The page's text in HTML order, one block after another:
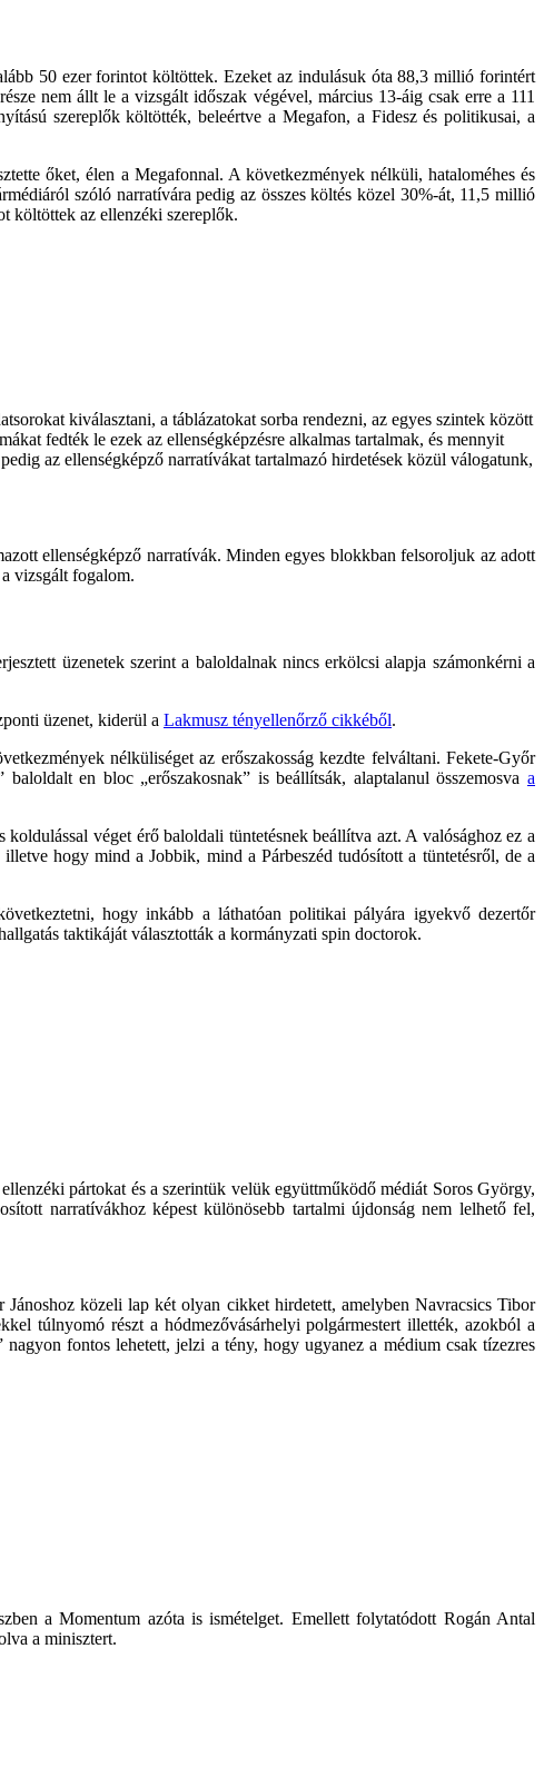
50 ezer forintot költöttek. Ezeket az indulásuk óta 88,3 millió forintért
nem állt le a vizsgált időszak végével, március 13-áig csak erre a 111
szereplők költötték, beleértve a Megafon, a Fidesz és politikusai, a
őket, élen a Megafonnal. A következmények nélküli, hataloméhes és
szóló narratívára pedig az összes költés közel 30%-át, 11,5 millió
költöttek az ellenzéki szereplők.
kiválasztani, a táblázatokat sorba rendezni, az egyes szintek között
fedték le ezek az ellenségképzésre alkalmas tartalmak, és mennyit
pedig az ellenségképző narratívákat tartalmazó hirdetések közül válogatunk,
ellenségképző narratívák. Minden egyes blokkban felsoroljuk az adott
vizsgált fogalom.
üzenetek szerint a baloldalnak nincs erkölcsi alapja számonkérni a
üzenet, kiderül a Lakmusz tényellenőrző cikkéből.
nélküliséget az erőszakosság kezdte felváltani. Fekete-Győr
en bloc „erőszakosnak” is beállítsák, alaptalanul összemosva a
véget érő baloldali tüntetésnek beállítva azt. A valósághoz ez a
hogy mind a Jobbik, mind a Párbeszéd tudósított a tüntetésről, de a
hogy inkább a láthatóan politikai pályára igyekvő dezertőr
taktikáját választották a kormányzati spin doctorok.
pártokat és a szerintük velük együttműködő médiát Soros György,
narratívákhoz képest különösebb tartalmi újdonság nem lelhető fel,
közeli lap két olyan cikket hirdetett, amelyben Navracsics Tibor
túlnyomó részt a hódmezővásárhelyi polgármestert illették, azokból a
fontos lehetett, jelzi a tény, hogy ugyanez a médium csak tízezres
a Momentum azóta is ismételget. Emellett folytatódott Rogán Antal
a minisztert.